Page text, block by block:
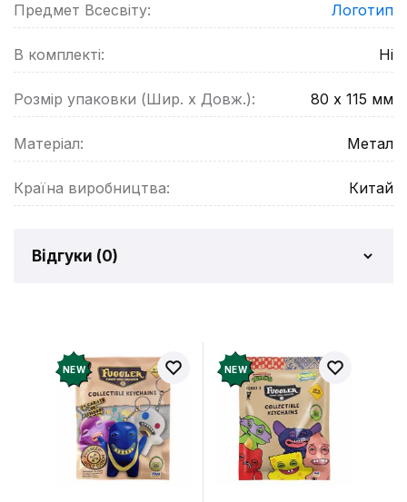
Предмет Всесвіту: Логотип
В комплекті: Ні
Розмір упаковки (Шир. х Довж.): 80 х 115 мм
Матеріал: Метал
Країна виробництва: Китай
Відгуки (0)
Додайте відгук і отримайте 50 грн на свій
рахунок
Залишити відгук
NEW NEW